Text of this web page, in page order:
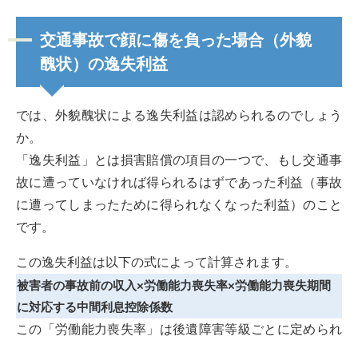
交通事故で顔に傷を負った場合（外貌
醜状）の逸失利益
では、外貌醜状による逸失利益は認められるのでしょう
か。
「逸失利益」とは損害賠償の項目の一つで、もし交通事
故に遭っていなければ得られるはずであった利益（事故
に遭ってしまったために得られなくなった利益）のこと
です。
この逸失利益は以下の式によって計算されます。
被害者の事故前の収入×労働能力喪失率×労働能力喪失期間
に対応する中間利息控除係数
この「労働能力喪失率」は後遺障害等級ごとに定められ